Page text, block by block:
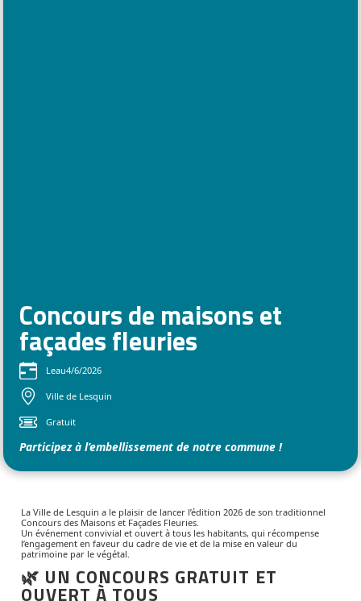
Concours de maisons et
façades fleuries
Leau4/6/2026
Ville de Lesquin
Gratuit
Participez à l’embellissement de notre commune !
La Ville de Lesquin a le plaisir de lancer l’édition 2026 de son traditionnel
Concours des Maisons et Façades Fleuries.
Un événement convivial et ouvert à tous les habitants, qui récompense
l’engagement en faveur du cadre de vie et de la mise en valeur du
patrimoine par le végétal.
🌿 UN CONCOURS GRATUIT ET
OUVERT À TOUS